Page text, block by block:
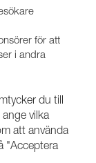
för att
i andra
du till
vilka
att använda
"Acceptera